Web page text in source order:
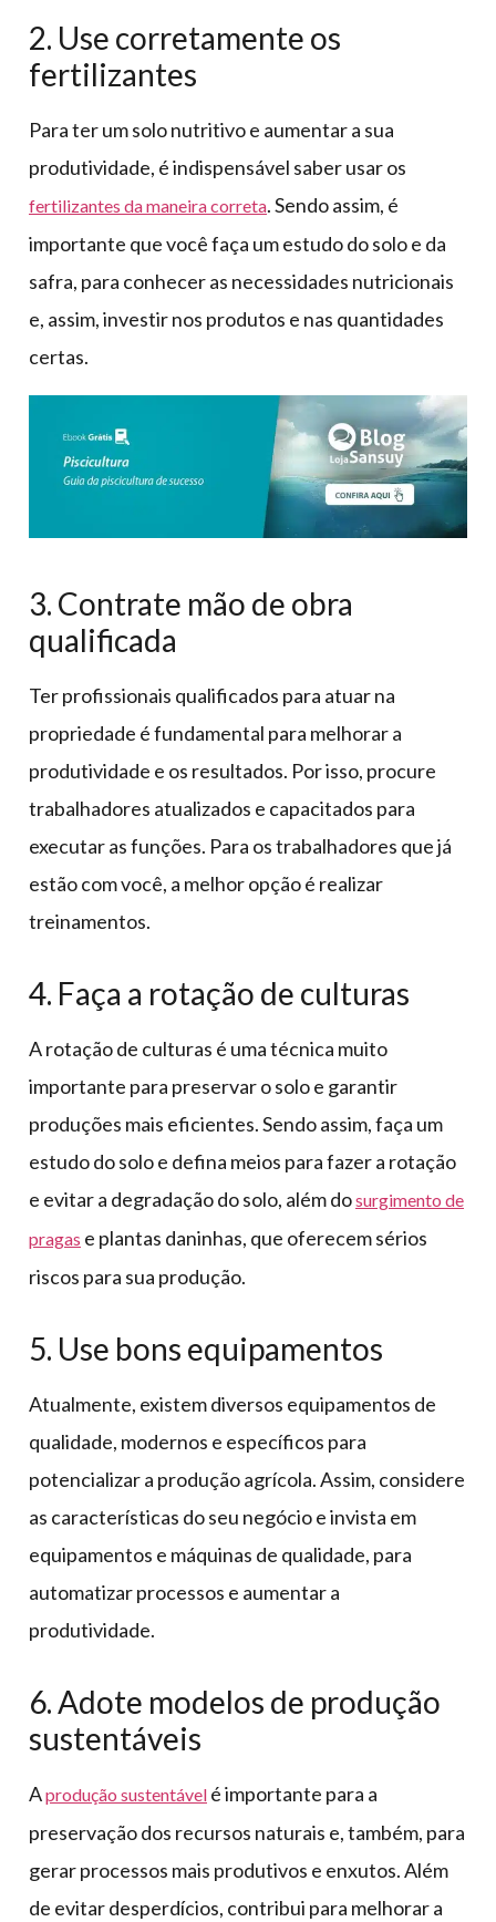
2. Use corretamente os
fertilizantes
Para ter um solo nutritivo e aumentar a sua
produtividade, é indispensável saber usar os
fertilizantes da maneira correta. Sendo assim, é
importante que você faça um estudo do solo e da
safra, para conhecer as necessidades nutricionais
e, assim, investir nos produtos e nas quantidades
certas.
3. Contrate mão de obra
qualificada
Ter profissionais qualificados para atuar na
propriedade é fundamental para melhorar a
produtividade e os resultados. Por isso, procure
trabalhadores atualizados e capacitados para
executar as funções. Para os trabalhadores que já
estão com você, a melhor opção é realizar
treinamentos.
4. Faça a rotação de culturas
A rotação de culturas é uma técnica muito
importante para preservar o solo e garantir
produções mais eficientes. Sendo assim, faça um
estudo do solo e defina meios para fazer a rotação
e evitar a degradação do solo, além dosurgimento de
pragas e plantas daninhas, que oferecem sérios
riscos para sua produção.
5. Use bons equipamentos
Atualmente, existem diversos equipamentos de
qualidade, modernos e específicos para
potencializar a produção agrícola. Assim, considere
as características do seu negócio e invista em
equipamentos e máquinas de qualidade, para
automatizar processos e aumentar a
produtividade.
6. Adote modelos de produção
sustentáveis
Aprodução sustentável é importante para a
preservação dos recursos naturais e, também, para
gerar processos mais produtivos e enxutos. Além
de evitar desperdícios, contribui para melhorar a